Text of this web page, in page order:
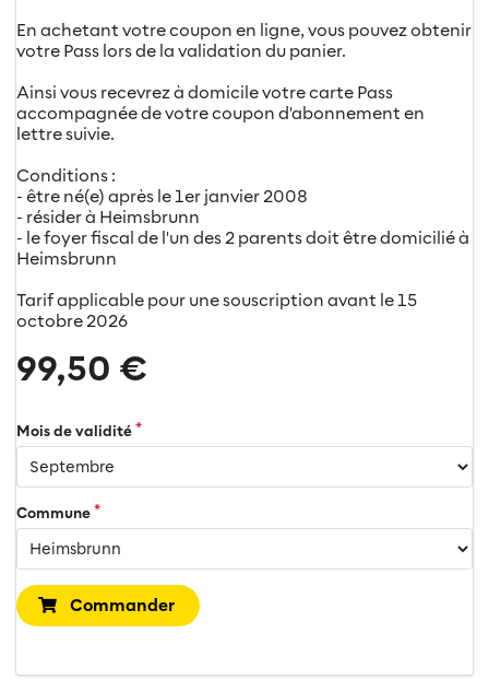
En achetant votre coupon en ligne, vous pouvez obtenir
votre Pass lors de la validation du panier.
Ainsi vous recevrez à domicile votre carte Pass
accompagnée de votre coupon d'abonnement en
lettre suivie.
Conditions :
- être né(e) après le 1er janvier 2008
- résider à Heimsbrunn
- le foyer fiscal de l'un des 2 parents doit être domicilié à
Heimsbrunn
Tarif applicable pour une souscription avant le 15
octobre 2026
99,50 €
Mois de validité
Commune
Commander